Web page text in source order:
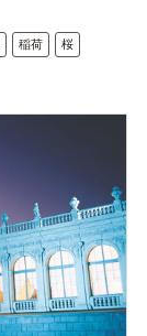
稲荷 桜